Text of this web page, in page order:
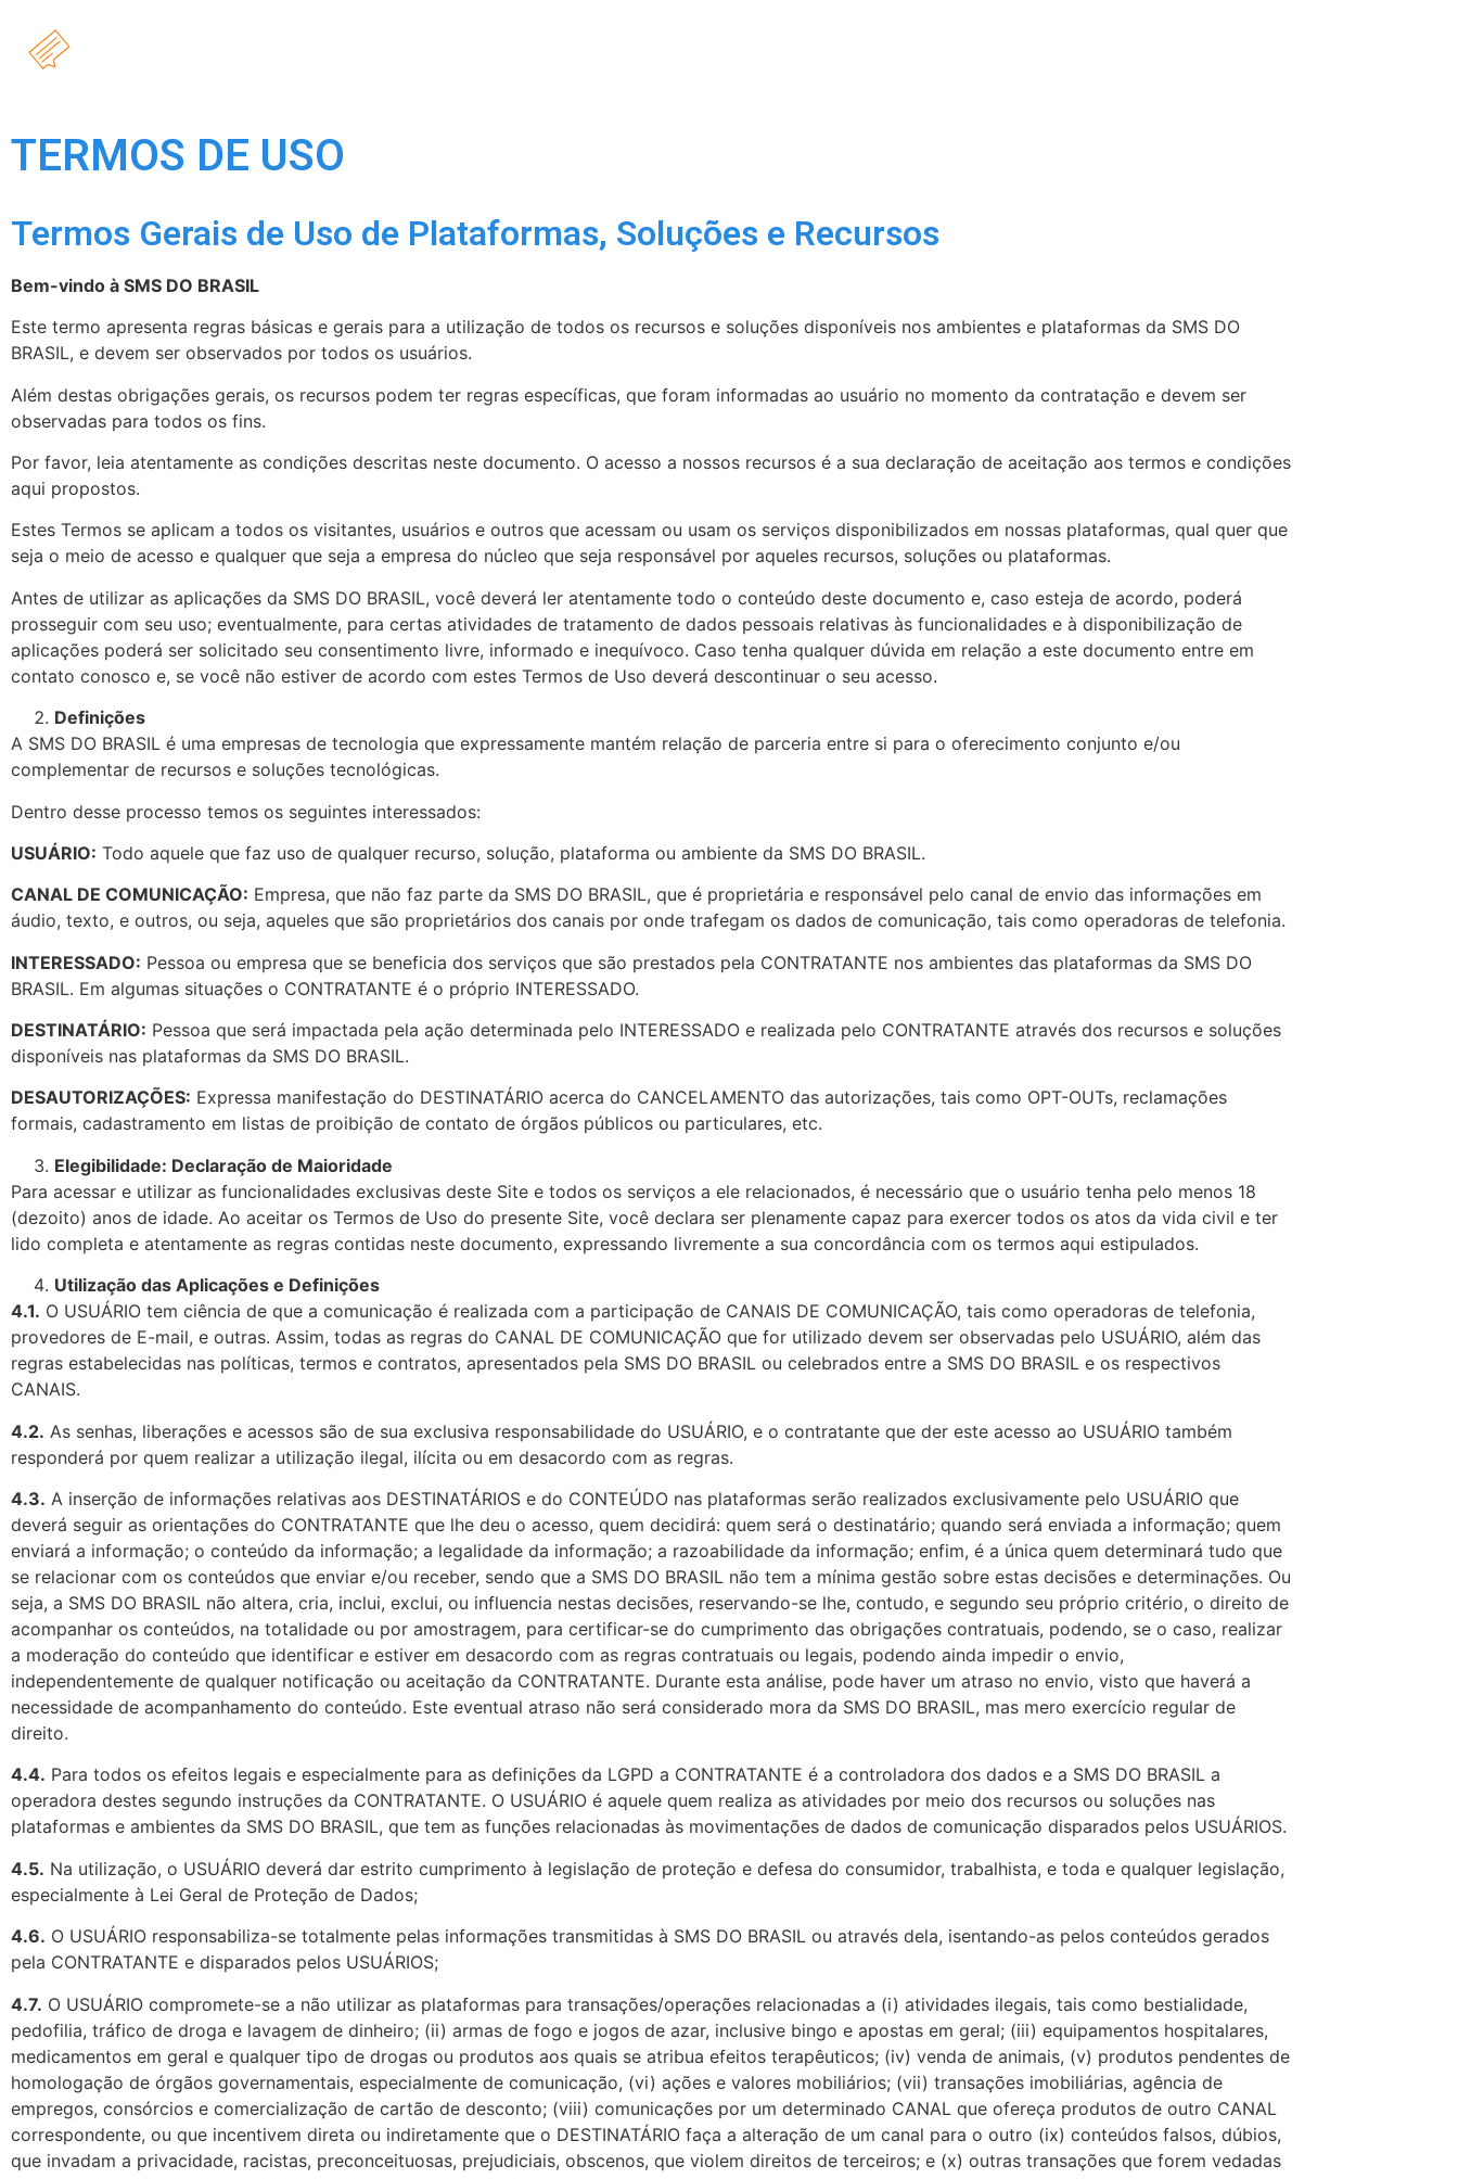
TERMOS DE USO
Termos Gerais de Uso de Plataformas, Soluções e Recursos
Bem-vindo à SMS DO BRASIL
Este termo apresenta regras básicas e gerais para a utilização de todos os recursos e soluções disponíveis nos ambientes e plataformas da SMS DO
BRASIL, e devem ser observados por todos os usuários.
Além destas obrigações gerais, os recursos podem ter regras específicas, que foram informadas ao usuário no momento da contratação e devem ser
observadas para todos os fins.
Por favor, leia atentamente as condições descritas neste documento. O acesso a nossos recursos é a sua declaração de aceitação aos termos e condições
aqui propostos.
Estes Termos se aplicam a todos os visitantes, usuários e outros que acessam ou usam os serviços disponibilizados em nossas plataformas, qual quer que
seja o meio de acesso e qualquer que seja a empresa do núcleo que seja responsável por aqueles recursos, soluções ou plataformas.
Antes de utilizar as aplicações da SMS DO BRASIL, você deverá ler atentamente todo o conteúdo deste documento e, caso esteja de acordo, poderá
prosseguir com seu uso; eventualmente, para certas atividades de tratamento de dados pessoais relativas às funcionalidades e à disponibilização de
aplicações poderá ser solicitado seu consentimento livre, informado e inequívoco. Caso tenha qualquer dúvida em relação a este documento entre em
contato conosco e, se você não estiver de acordo com estes Termos de Uso deverá descontinuar o seu acesso.
Definições
A SMS DO BRASIL é uma empresas de tecnologia que expressamente mantém relação de parceria entre si para o oferecimento conjunto e/ou
complementar de recursos e soluções tecnológicas.
Dentro desse processo temos os seguintes interessados:
USUÁRIO: Todo aquele que faz uso de qualquer recurso, solução, plataforma ou ambiente da SMS DO BRASIL.
CANAL DE COMUNICAÇÃO: Empresa, que não faz parte da SMS DO BRASIL, que é proprietária e responsável pelo canal de envio das informações em
áudio, texto, e outros, ou seja, aqueles que são proprietários dos canais por onde trafegam os dados de comunicação, tais como operadoras de telefonia.
INTERESSADO: Pessoa ou empresa que se beneficia dos serviços que são prestados pela CONTRATANTE nos ambientes das plataformas da SMS DO
BRASIL. Em algumas situações o CONTRATANTE é o próprio INTERESSADO.
DESTINATÁRIO: Pessoa que será impactada pela ação determinada pelo INTERESSADO e realizada pelo CONTRATANTE através dos recursos e soluções
disponíveis nas plataformas da SMS DO BRASIL.
DESAUTORIZAÇÕES: Expressa manifestação do DESTINATÁRIO acerca do CANCELAMENTO das autorizações, tais como OPT-OUTs, reclamações
formais, cadastramento em listas de proibição de contato de órgãos públicos ou particulares, etc.
Elegibilidade: Declaração de Maioridade
Para acessar e utilizar as funcionalidades exclusivas deste Site e todos os serviços a ele relacionados, é necessário que o usuário tenha pelo menos 18
(dezoito) anos de idade. Ao aceitar os Termos de Uso do presente Site, você declara ser plenamente capaz para exercer todos os atos da vida civil e ter
lido completa e atentamente as regras contidas neste documento, expressando livremente a sua concordância com os termos aqui estipulados.
Utilização das Aplicações e Definições
4.1. O USUÁRIO tem ciência de que a comunicação é realizada com a participação de CANAIS DE COMUNICAÇÃO, tais como operadoras de telefonia,
provedores de E-mail, e outras. Assim, todas as regras do CANAL DE COMUNICAÇÃO que for utilizado devem ser observadas pelo USUÁRIO, além das
regras estabelecidas nas políticas, termos e contratos, apresentados pela SMS DO BRASIL ou celebrados entre a SMS DO BRASIL e os respectivos
CANAIS.
4.2. As senhas, liberações e acessos são de sua exclusiva responsabilidade do USUÁRIO, e o contratante que der este acesso ao USUÁRIO também
responderá por quem realizar a utilização ilegal, ilícita ou em desacordo com as regras.
4.3. A inserção de informações relativas aos DESTINATÁRIOS e do CONTEÚDO nas plataformas serão realizados exclusivamente pelo USUÁRIO que
deverá seguir as orientações do CONTRATANTE que lhe deu o acesso, quem decidirá: quem será o destinatário; quando será enviada a informação; quem
enviará a informação; o conteúdo da informação; a legalidade da informação; a razoabilidade da informação; enfim, é a única quem determinará tudo que
se relacionar com os conteúdos que enviar e/ou receber, sendo que a SMS DO BRASIL não tem a mínima gestão sobre estas decisões e determinações. Ou
seja, a SMS DO BRASIL não altera, cria, inclui, exclui, ou influencia nestas decisões, reservando-se lhe, contudo, e segundo seu próprio critério, o direito de
acompanhar os conteúdos, na totalidade ou por amostragem, para certificar-se do cumprimento das obrigações contratuais, podendo, se o caso, realizar
a moderação do conteúdo que identificar e estiver em desacordo com as regras contratuais ou legais, podendo ainda impedir o envio,
independentemente de qualquer notificação ou aceitação da CONTRATANTE. Durante esta análise, pode haver um atraso no envio, visto que haverá a
necessidade de acompanhamento do conteúdo. Este eventual atraso não será considerado mora da SMS DO BRASIL, mas mero exercício regular de
direito.
4.4. Para todos os efeitos legais e especialmente para as definições da LGPD a CONTRATANTE é a controladora dos dados e a SMS DO BRASIL a
operadora destes segundo instruções da CONTRATANTE. O USUÁRIO é aquele quem realiza as atividades por meio dos recursos ou soluções nas
plataformas e ambientes da SMS DO BRASIL, que tem as funções relacionadas às movimentações de dados de comunicação disparados pelos USUÁRIOS.
4.5. Na utilização, o USUÁRIO deverá dar estrito cumprimento à legislação de proteção e defesa do consumidor, trabalhista, e toda e qualquer legislação,
especialmente à Lei Geral de Proteção de Dados;
4.6. O USUÁRIO responsabiliza-se totalmente pelas informações transmitidas à SMS DO BRASIL ou através dela, isentando-as pelos conteúdos gerados
pela CONTRATANTE e disparados pelos USUÁRIOS;
4.7. O USUÁRIO compromete-se a não utilizar as plataformas para transações/operações relacionadas a (i) atividades ilegais, tais como bestialidade,
pedofilia, tráfico de droga e lavagem de dinheiro; (ii) armas de fogo e jogos de azar, inclusive bingo e apostas em geral; (iii) equipamentos hospitalares,
medicamentos em geral e qualquer tipo de drogas ou produtos aos quais se atribua efeitos terapêuticos; (iv) venda de animais, (v) produtos pendentes de
homologação de órgãos governamentais, especialmente de comunicação, (vi) ações e valores mobiliários; (vii) transações imobiliárias, agência de
empregos, consórcios e comercialização de cartão de desconto; (viii) comunicações por um determinado CANAL que ofereça produtos de outro CANAL
correspondente, ou que incentivem direta ou indiretamente que o DESTINATÁRIO faça a alteração de um canal para o outro (ix) conteúdos falsos, dúbios,
que invadam a privacidade, racistas, preconceituosas, prejudiciais, obscenos, que violem direitos de terceiros; e (x) outras transações que forem vedadas